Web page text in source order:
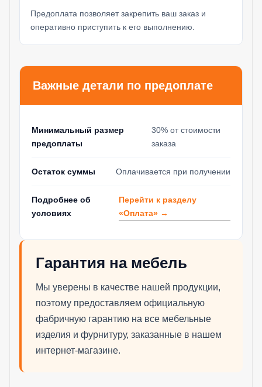
Предоплата позволяет закрепить ваш заказ и
оперативно приступить к его выполнению.
Важные детали по предоплате
Минимальный размер
предоплаты
30% от стоимости
заказа
Остаток суммы Оплачивается при получении
Подробнее об
условиях
Перейти к разделу
«Оплата» →
Гарантия на мебель
Мы уверены в качестве нашей продукции,
поэтому предоставляем официальную
фабричную гарантию на все мебельные
изделия и фурнитуру, заказанные в нашем
интернет-магазине.